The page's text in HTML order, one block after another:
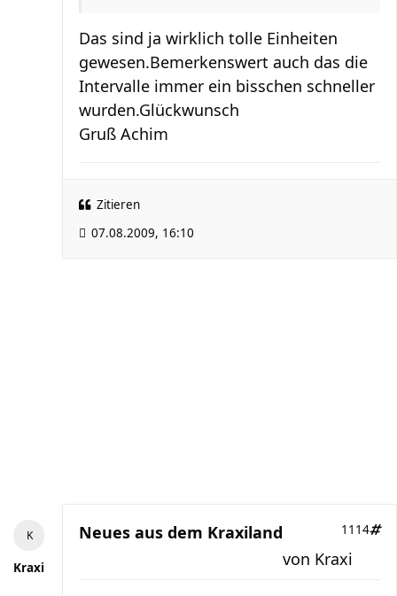
Das sind ja wirklich tolle Einheiten
gewesen.Bemerkenswert auch das die
Intervalle immer ein bisschen schneller
wurden.Glückwunsch
Gruß Achim
Zitieren
07.08.2009, 16:10
Kraxi
Neues aus dem Kraxiland 1114
von Kraxi